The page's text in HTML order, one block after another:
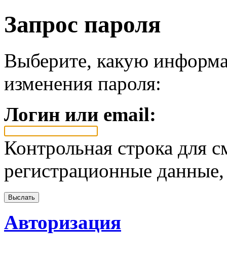
Запрос пароля
Выберите, какую
изменения пароля:
Логин или email:
Контрольная строка для
регистрационные
Авторизация